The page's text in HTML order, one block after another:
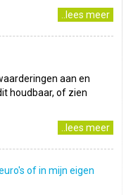
..lees meer
aan en
houdbaar, of zien
..lees meer
of in mijn eigen